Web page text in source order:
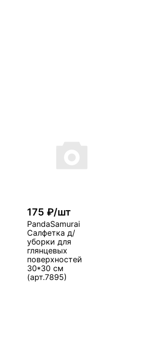
175 ₽/шт
PandaSamurai
Салфетка д/
уборки для
глянцевых
поверхностей
30*30 см
(арт.7895)